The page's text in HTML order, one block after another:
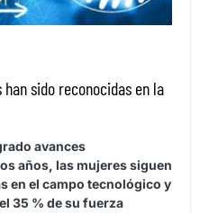
sido reconocidas en la
avances
años, las mujeres siguen
en el campo tecnológico y
35 % de su fuerza